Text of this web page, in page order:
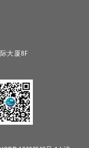
大厦8F